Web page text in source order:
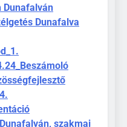
Dunafalván
Dunafalva
szakmai